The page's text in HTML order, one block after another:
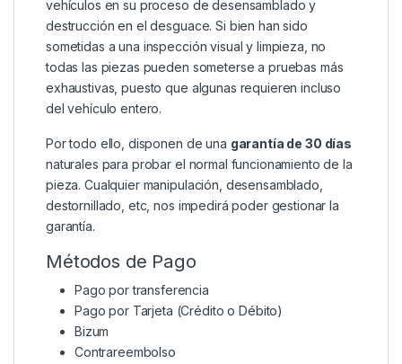
vehículos en su proceso de desensamblado y
destrucción en el desguace. Si bien han sido
sometidas a una inspección visual y limpieza, no
todas las piezas pueden someterse a pruebas más
exhaustivas, puesto que algunas requieren incluso
del vehículo entero.
Por todo ello, disponen de una garantía de 30 días
naturales para probar el normal funcionamiento de la
pieza. Cualquier manipulación, desensamblado,
destornillado, etc, nos impedirá poder gestionar la
garantía.
Métodos de Pago
Pago por transferencia
Pago por Tarjeta (Crédito o Débito)
Bizum
Contrareembolso